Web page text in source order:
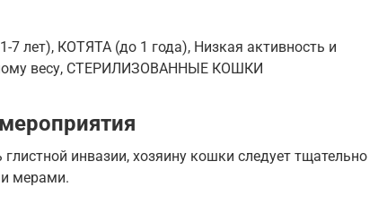
лет), КОТЯТА (до 1 года), Низкая активность и
весу, СТЕРИЛИЗОВАННЫЕ КОШКИ
инвазии, хозяину кошки следует тщательно
мерами.